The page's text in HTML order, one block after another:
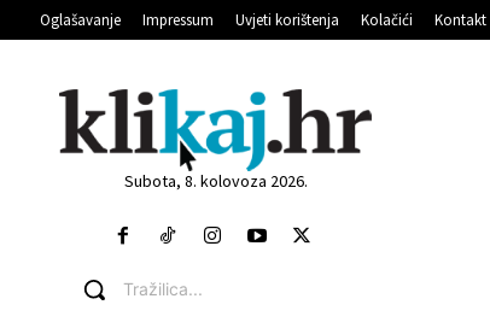
Oglašavanje Impressum Uvjeti korištenja Kolačići Kontakt
Subota, 8. kolovoza 2026.
Tražilica...